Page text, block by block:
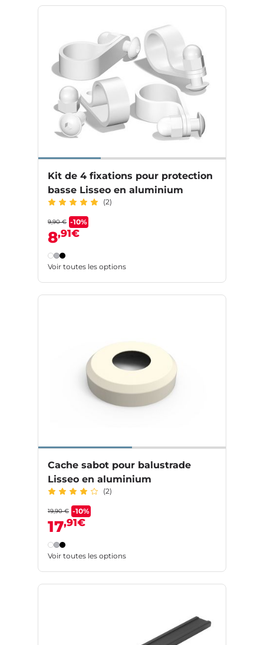
Kit de 4 fixations pour protection
basse Lisseo en aluminium
(2)
9,90 € -10%
8,91€
Voir toutes les options
Cache sabot pour balustrade
Lisseo en aluminium
(2)
19,90 € -10%
17,91€
Voir toutes les options